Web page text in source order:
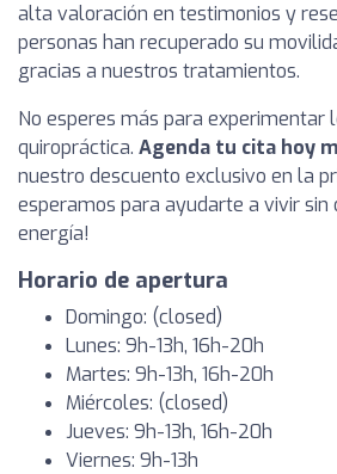
alta valoración en testimonios y
personas han recuperado su
gracias a nuestros tratamientos.
No esperes más para experimentar
quiropráctica. Agenda tu cita hoy
nuestro descuento exclusivo en la
esperamos para ayudarte a vivir sin
energía!
Horario de apertura
Domingo: (closed)
Lunes: 9h-13h, 16h-20h
Martes: 9h-13h, 16h-20h
Miércoles: (closed)
Jueves: 9h-13h, 16h-20h
Viernes: 9h-13h